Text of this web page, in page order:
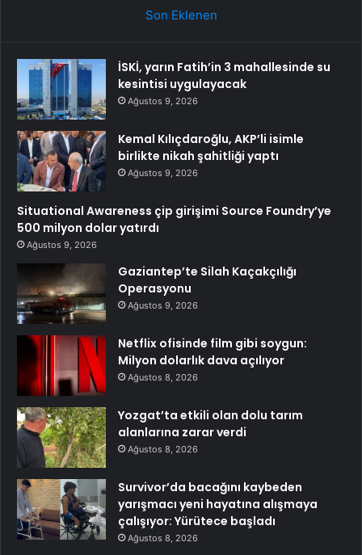
Son Eklenen
İSKİ, yarın Fatih’in 3 mahallesinde su
kesintisi uygulayacak
Ağustos 9, 2026
Kemal Kılıçdaroğlu, AKP’li isimle
birlikte nikah şahitliği yaptı
Ağustos 9, 2026
Situational Awareness çip girişimi Source Foundry’ye
500 milyon dolar yatırdı
Ağustos 9, 2026
Gaziantep’te Silah Kaçakçılığı
Operasyonu
Ağustos 9, 2026
Netflix ofisinde film gibi soygun:
Milyon dolarlık dava açılıyor
Ağustos 8, 2026
Yozgat’ta etkili olan dolu tarım
alanlarına zarar verdi
Ağustos 8, 2026
Survivor’da bacağını kaybeden
yarışmacı yeni hayatına alışmaya
çalışıyor: Yürütece başladı
Ağustos 8, 2026